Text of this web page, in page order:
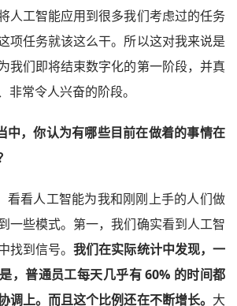
人工智能应用到很多我们考虑过的任务
项任务就该这么干。所以这对我来说是
我们即将结束数字化的第一阶段，并真
非常令人兴奋的阶段。
中，你认为有哪些目前在做着的事情在
看看人工智能为我和刚刚上手的人们做
一些模式。第一，我们确实看到人工智
找到信号。我们在实际统计中发现，一
，普通员工每天几乎有 60% 的时间都
调上。而且这个比例还在不断增长。 大